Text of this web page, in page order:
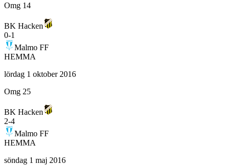
Omg 14
BK Hacken
0-1
Malmo FF
HEMMA
lördag 1 oktober 2016
Omg 25
BK Hacken
2-4
Malmo FF
HEMMA
söndag 1 maj 2016